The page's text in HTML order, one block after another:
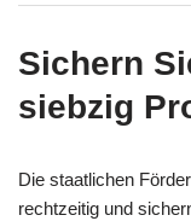
Sichern
siebzig
Die staatlichen
rechtzeitig und